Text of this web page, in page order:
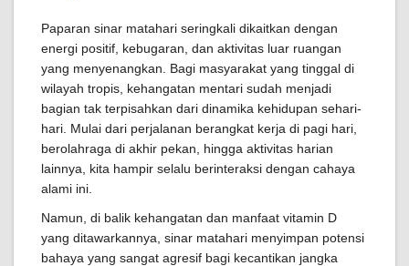
Paparan sinar matahari seringkali dikaitkan dengan
energi positif, kebugaran, dan aktivitas luar ruangan
yang menyenangkan. Bagi masyarakat yang tinggal di
wilayah tropis, kehangatan mentari sudah menjadi
bagian tak terpisahkan dari dinamika kehidupan sehari-
hari. Mulai dari perjalanan berangkat kerja di pagi hari,
berolahraga di akhir pekan, hingga aktivitas harian
lainnya, kita hampir selalu berinteraksi dengan cahaya
alami ini.
Namun, di balik kehangatan dan manfaat vitamin D
yang ditawarkannya, sinar matahari menyimpan potensi
bahaya yang sangat agresif bagi kecantikan jangka